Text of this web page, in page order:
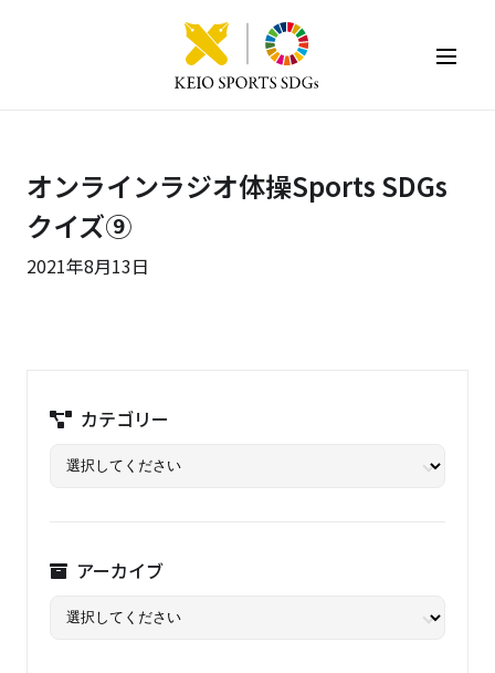
オンラインラジオ体操Sports SDGs
クイズ⑨
2021年8月13日
カテゴリー
アーカイブ